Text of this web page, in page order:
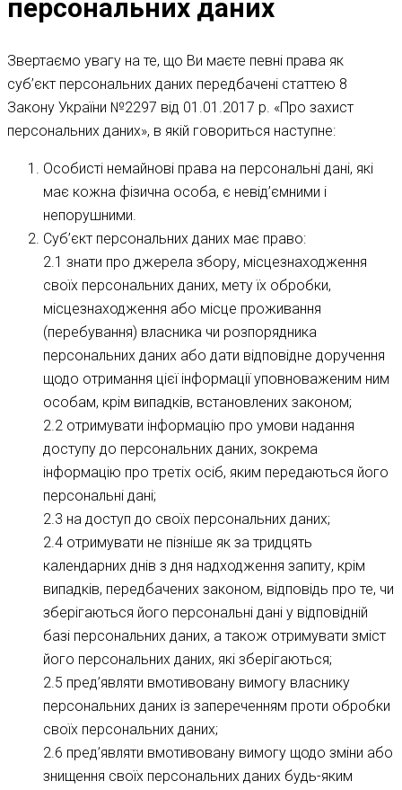
персональних даних
Звертаємо увагу на те, що Ви маєте певні права як
суб’єкт персональних даних передбачені статтею 8
Закону України №2297 від 01.01.2017 р. «Про захист
персональних даних», в якій говориться наступне:
Особисті немайнові права на персональні дані, які
має кожна фізична особа, є невід’ємними і
непорушними.
Суб’єкт персональних даних має право:
2.1 знати про джерела збору, місцезнаходження
своїх персональних даних, мету їх обробки,
місцезнаходження або місце проживання
(перебування) власника чи розпорядника
персональних даних або дати відповідне доручення
щодо отримання цієї інформації уповноваженим ним
особам, крім випадків, встановлених законом;
2.2 отримувати інформацію про умови надання
доступу до персональних даних, зокрема
інформацію про третіх осіб, яким передаються його
персональні дані;
2.3 на доступ до своїх персональних даних;
2.4 отримувати не пізніше як за тридцять
календарних днів з дня надходження запиту, крім
випадків, передбачених законом, відповідь про те, чи
зберігаються його персональні дані у відповідній
базі персональних даних, а також отримувати зміст
його персональних даних, які зберігаються;
2.5 пред’являти вмотивовану вимогу власнику
персональних даних із запереченням проти обробки
своїх персональних даних;
2.6 пред’являти вмотивовану вимогу щодо зміни або
знищення своїх персональних даних будь-яким